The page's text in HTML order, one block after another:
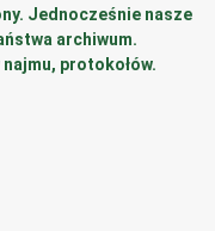
Jednocześnie nasze
archiwum.
protokołów.